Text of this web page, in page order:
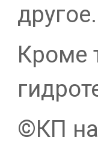
другое.
Кроме
©️КП